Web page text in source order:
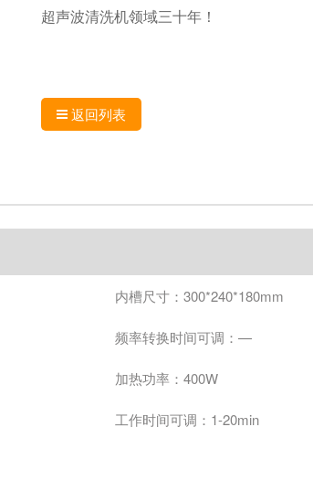
超声波清洗机领域三十年！
返回列表
内槽尺寸：300*240*180mm
频率转换时间可调：—
加热功率：400W
工作时间可调：1-20min